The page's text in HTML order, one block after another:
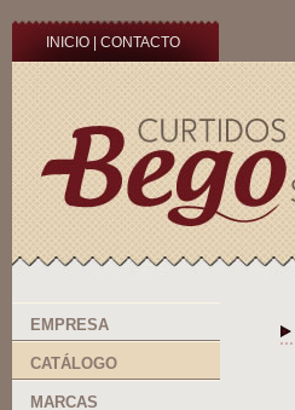
INICIO CONTACTO
EMPRESA
CATÁLOGO
MARCAS